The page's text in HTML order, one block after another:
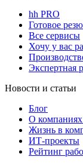
hh PRO
Готовое
Все сервисы
Хочу у вас
Экспертная
Новости и статьи
Блог
О
Жизнь в
ИТ-проекты
Рейтинг